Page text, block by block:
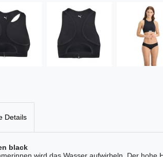
Details
black